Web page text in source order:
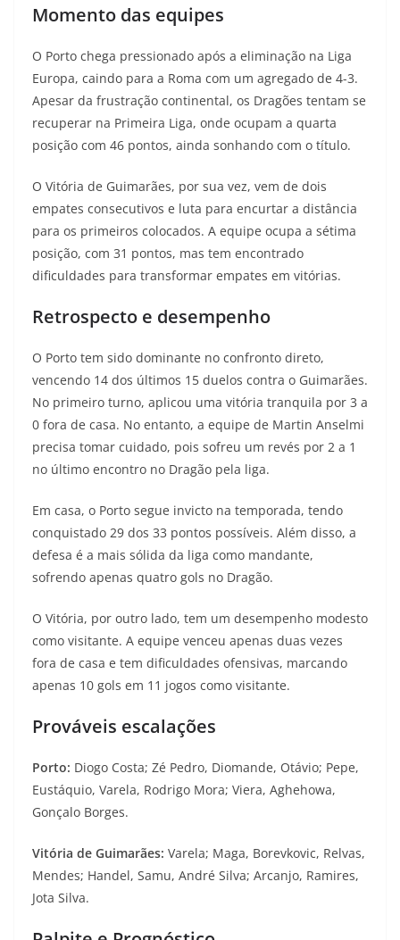
Momento das equipes
O Porto chega pressionado após a eliminação na Liga
Europa, caindo para a Roma com um agregado de 4-3.
Apesar da frustração continental, os Dragões tentam se
recuperar na Primeira Liga, onde ocupam a quarta
posição com 46 pontos, ainda sonhando com o título.
O Vitória de Guimarães, por sua vez, vem de dois
empates consecutivos e luta para encurtar a distância
para os primeiros colocados. A equipe ocupa a sétima
posição, com 31 pontos, mas tem encontrado
dificuldades para transformar empates em vitórias.
Retrospecto e desempenho
O Porto tem sido dominante no confronto direto,
vencendo 14 dos últimos 15 duelos contra o Guimarães.
No primeiro turno, aplicou uma vitória tranquila por 3 a
0 fora de casa. No entanto, a equipe de Martin Anselmi
precisa tomar cuidado, pois sofreu um revés por 2 a 1
no último encontro no Dragão pela liga.
Em casa, o Porto segue invicto na temporada, tendo
conquistado 29 dos 33 pontos possíveis. Além disso, a
defesa é a mais sólida da liga como mandante,
sofrendo apenas quatro gols no Dragão.
O Vitória, por outro lado, tem um desempenho modesto
como visitante. A equipe venceu apenas duas vezes
fora de casa e tem dificuldades ofensivas, marcando
apenas 10 gols em 11 jogos como visitante.
Prováveis escalações
Porto: Diogo Costa; Zé Pedro, Diomande, Otávio; Pepe,
Eustáquio, Varela, Rodrigo Mora; Viera, Aghehowa,
Gonçalo Borges.
Vitória de Guimarães: Varela; Maga, Borevkovic, Relvas,
Mendes; Handel, Samu, André Silva; Arcanjo, Ramires,
Jota Silva.